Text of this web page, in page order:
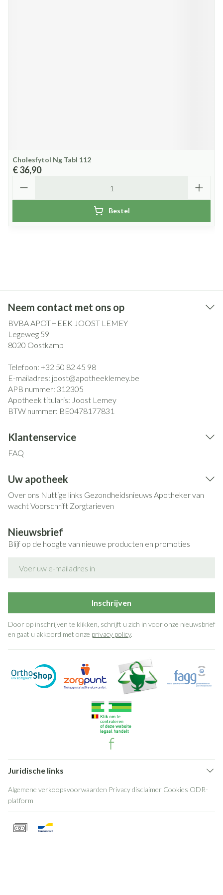
Cholesfytol Ng Tabl 112
€ 36,90
Bestel
Neem contact met ons op
BVBA APOTHEEK JOOST LEMEY
Legeweg 59
8020 Oostkamp
Telefoon: +32 50 82 45 98
E-mailadres: joost@apotheeklemey.be
APB nummer: 312305
Apotheek titularis: Joost Lemey
BTW nummer: BE0478177831
Klantenservice
FAQ
Uw apotheek
Over ons Nuttige links Gezondheidsnieuws Apotheker van
wachtVoorschrift Zorgtarieven
Nieuwsbrief
Blijf op de hoogte van nieuwe producten en promoties
Inschrijven
Door op inschrijven te klikken, schrijft u zich in voor onze nieuwsbrief
en gaat u akkoord met onze privacy policy.
Juridische links
Algemene verkoopsvoorwaarden Privacy disclaimer Cookies ODR-
platform